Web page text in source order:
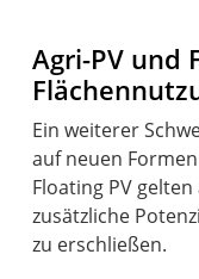
Agri-PV und
Ein weiterer
auf neuen
Floating PV
zusätzliche
zu erschließen.